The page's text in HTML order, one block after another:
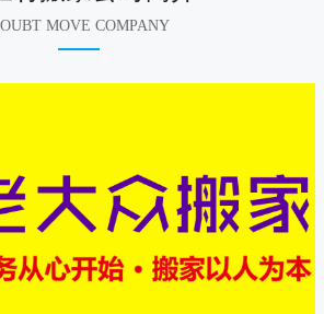
MOVE COMPANY